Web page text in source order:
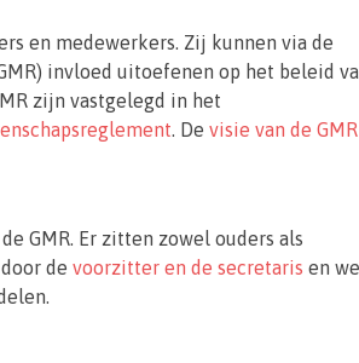
en medewerkers. Zij kunnen via de
invloed uitoefenen op het beleid
zijn vastgelegd in het
. De visie van de
GMR. Er zitten zowel ouders als
door devoorzitter en de secretaris en